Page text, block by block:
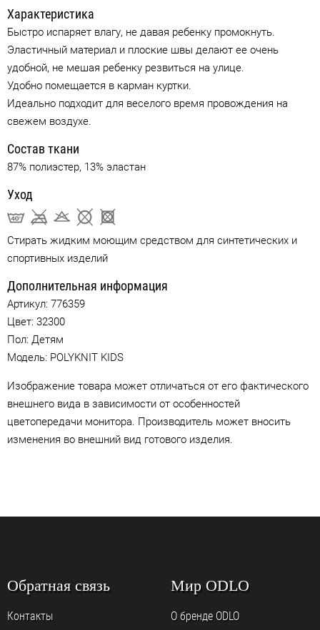
Характеристика
Быстро испаряет влагу, не давая ребенку промокнуть.
Эластичный материал и плоские швы делают ее очень
удобной, не мешая ребенку резвиться на улице.
Удобно помещается в карман куртки.
Идеально подходит для веселого время провождения на
свежем воздухе.
Состав ткани
87% полиэстер, 13% эластан
Уход
Стирать жидким моющим средством для синтетических и
спортивных изделий
Дополнительная информация
Артикул: 776359
Цвет: 32300
Пол: Детям
Модель: POLYKNIT KIDS
Изображение товара может отличаться от его фактического
внешнего вида в зависимости от особенностей
цветопередачи монитора. Производитель может вносить
изменения во внешний вид готового изделия.
Обратная связь
Контакты
Мир ODLO
О бренде ODLO